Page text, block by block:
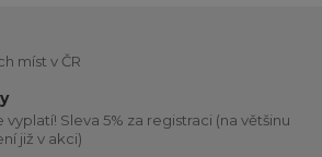
míst v ČR
vyplatí! Sleva 5% za registraci (na většinu
již v akci)